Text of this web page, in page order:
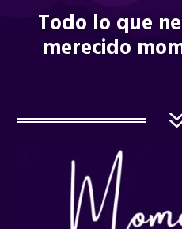
Todo lo que
merecido